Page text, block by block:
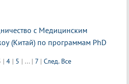
с Медицинским
(Китай) по программам PhD
| 4 | 5 | ... | 7 | След. Все